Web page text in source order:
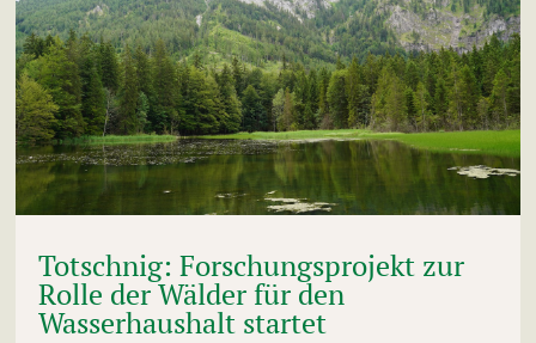
Totschnig: Forschungsprojekt zur
Rolle der Wälder für den
Wasserhaushalt startet